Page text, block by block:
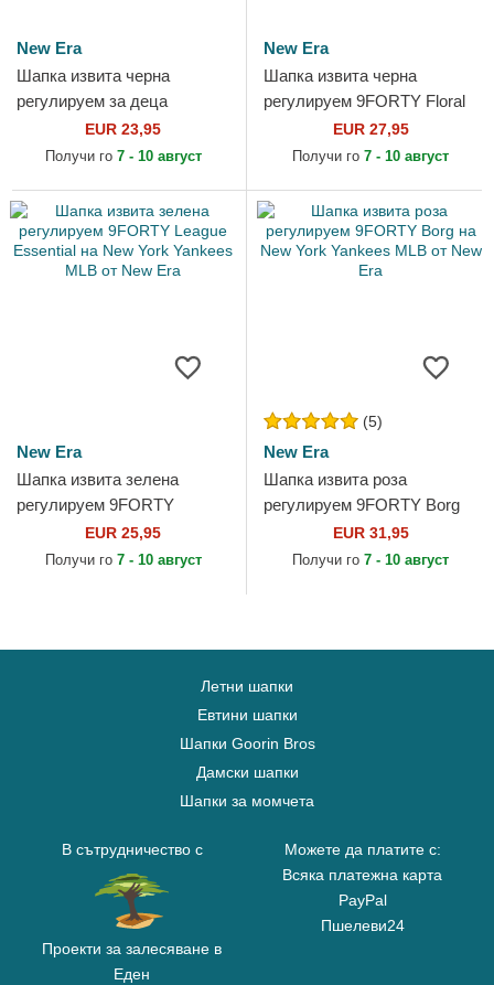
New Era
Шапка извита черна
регулируем за деца
9FORTY Space All Over
Print от New Era
EUR 23,95
Получи го 7 - 10 август
New Era
Шапка извита черна
регулируем 9FORTY Floral
Script на New York Yankees
MLB от New Era
EUR 27,95
Получи го 7 - 10 август
New Era
Шапка извита зелена
регулируем 9FORTY
League Essential на New
York Yankees MLB от New
EUR 25,95
Получи го 7 - 10 август
(5)
New Era
Шапка извита роза
регулируем 9FORTY Borg
на New York Yankees MLB
от New Era
EUR 31,95
Получи го 7 - 10 август
Летни шапки
Евтини шапки
Шапки Goorin Bros
Дамски шапки
Шапки за момчета
В сътрудничество с
Проекти за залесяване в
Еден
Можете да платите с:
Всяка платежна карта
PayPal
Пшелеви24